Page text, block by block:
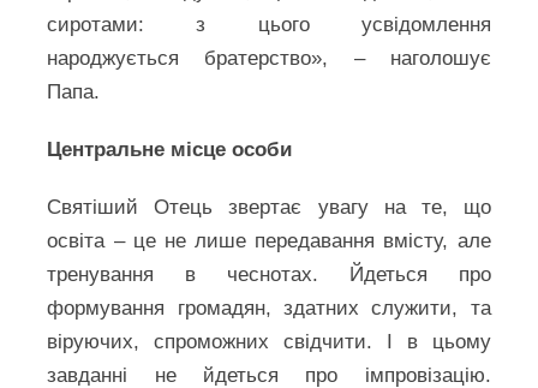
сиротами: з цього усвідомлення
народжується братерство», – наголошує
Папа.
Центральне місце особи
Святіший Отець звертає увагу на те, що
освіта – це не лише передавання вмісту, але
тренування в чеснотах. Йдеться про
формування громадян, здатних служити, та
віруючих, спроможних свідчити. І в цьому
завданні не йдеться про імпровізацію.